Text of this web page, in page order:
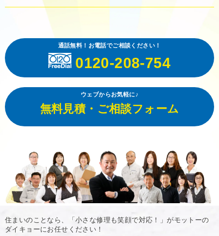
通話無料！お電話でご相談ください！
0120-208-754
ウェブからお気軽に♪
無料見積・ご相談フォーム
住まいのことなら、「小さな修理も笑顔で対応！」がモットーの
ダイキョーにお任せください！